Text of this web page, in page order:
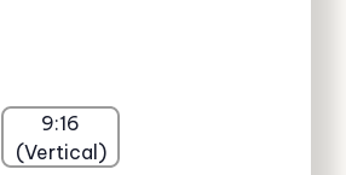
9:16
(Vertical)